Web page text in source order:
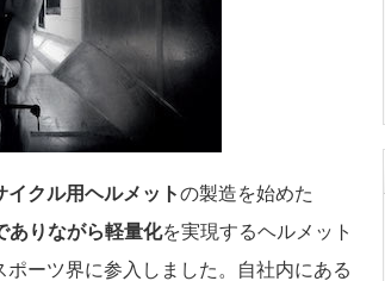
イクル用ヘルメットの製造を始めた
ありながら軽量化を実現するヘルメット
ーツ界に参入しました。自社内にある